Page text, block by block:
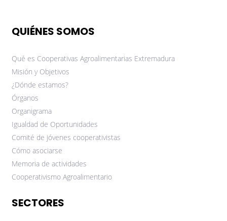
QUIÉNES SOMOS
Qué es Cooperativas Agroalimentarias Extremadura
Misión y Objetivos
¿Dónde estamos?
Órganos
Organigrama
Igualdad de Oportunidades
Comité de jóvenes cooperativistas
Cómo asociarse
Memoria de actividades
Cooperativismo Agroalimentario
SECTORES